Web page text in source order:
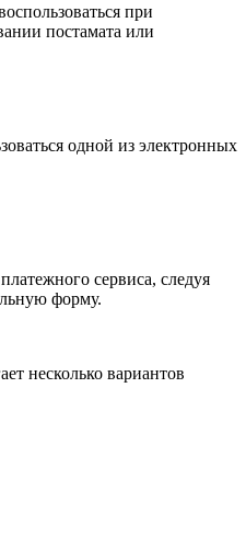
при
постамата или
одной из электронных
сервиса, следуя
форму.
несколько вариантов